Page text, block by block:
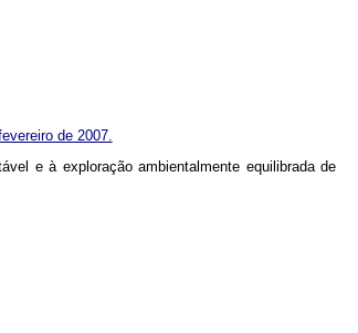
de 2007.
e à exploração ambientalmente equilibrada de